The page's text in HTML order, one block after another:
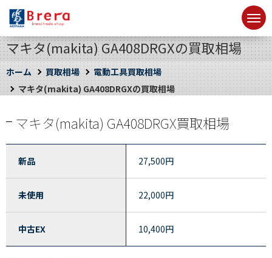
マキタ(makita) GA408DRGXの買取相場
ホーム 買取相場
電動工具買取相場
マキタ(makita) GA408DRGXの買取相場
マキタ(makita) GA408DRGX買取相場
新品 27,500円
未使用 22,000円
中古EX 10,400円